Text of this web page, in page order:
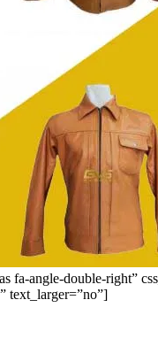
fa-angle-double-right”
text_larger=”no”]